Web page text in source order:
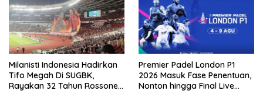
Milanisti Indonesia Hadirkan
Tifo Megah Di SUGBK,
Rayakan 32 Tahun Rossoneri
Premier Padel London P1
2026 Masuk Fase Penentuan,
Nonton hingga Final Live